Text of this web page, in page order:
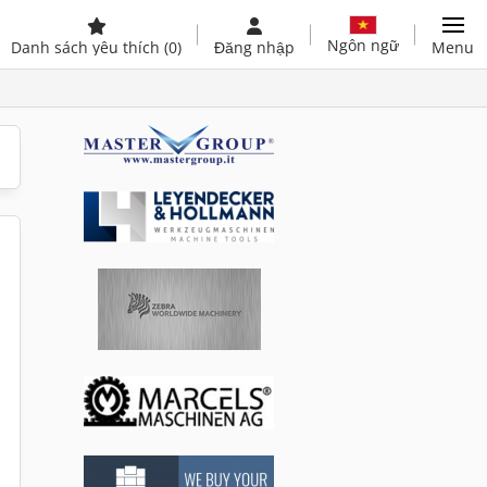
Danh sách yêu thích (0) Đăng nhập Ngôn ngữ Menu